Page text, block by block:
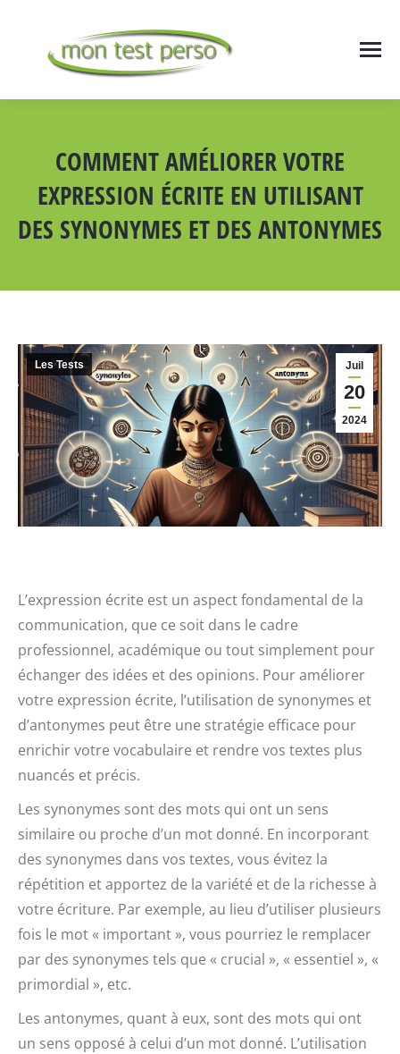
COMMENT AMÉLIORER VOTRE
EXPRESSION ÉCRITE EN UTILISANT
DES SYNONYMES ET DES ANTONYMES
Juil
20
2024
Les Tests
L’expression écrite est un aspect fondamental de la
communication, que ce soit dans le cadre
professionnel, académique ou tout simplement pour
échanger des idées et des opinions. Pour améliorer
votre expression écrite, l’utilisation de synonymes et
d’antonymes peut être une stratégie efficace pour
enrichir votre vocabulaire et rendre vos textes plus
nuancés et précis.
Les synonymes sont des mots qui ont un sens
similaire ou proche d’un mot donné. En incorporant
des synonymes dans vos textes, vous évitez la
répétition et apportez de la variété et de la richesse à
votre écriture. Par exemple, au lieu d’utiliser plusieurs
fois le mot « important », vous pourriez le remplacer
par des synonymes tels que « crucial », « essentiel », «
primordial », etc.
Les antonymes, quant à eux, sont des mots qui ont
un sens opposé à celui d’un mot donné. L’utilisation